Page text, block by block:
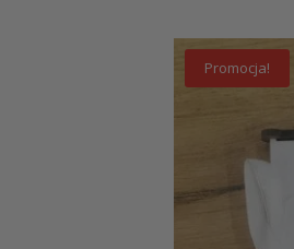
Promocja!